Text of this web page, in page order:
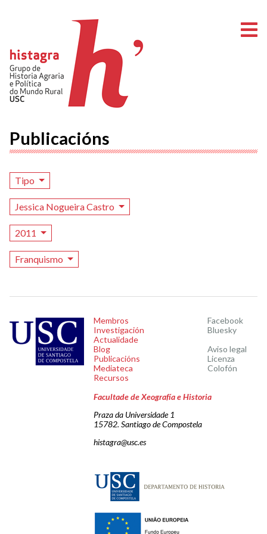
Publicacións
Tipo
Jessica Nogueira Castro
2011
Franquismo
Membros
Investigación
Actualidade
Blog
Publicacións
Mediateca
Recursos
Facebook
Bluesky
Aviso legal
Licenza
Colofón
Facultade de Xeografía e Historia
Praza da Universidade 1
15782. Santiago de Compostela
histagra@usc.es